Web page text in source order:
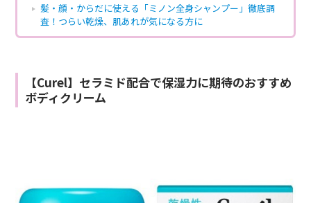
髪・顔・からだに使える「ミノン全身シャンプー」徹底調
査！つらい乾燥、肌あれが気になる方に
【Curel】セラミド配合で保湿力に期待のおすすめ
ボディクリーム